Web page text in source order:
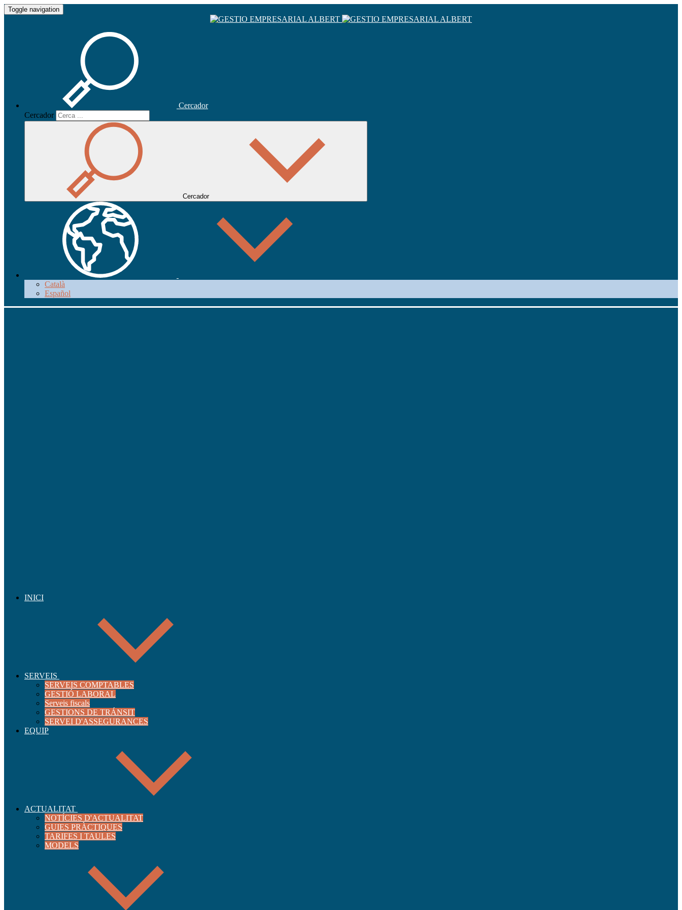
Toggle navigation
Cercador
Cercador
Cercador
Català
Español
INICI
SERVEIS
SERVEIS COMPTABLES
GESTIÓ LABORAL
Serveis fiscals
GESTIONS DE TRÁNSIT
SERVEI D'ASSEGURANCES
EQUIP
ACTUALITAT
NOTÍCIES D'ACTUALITAT
GUIES PRÀCTIQUES
TARIFES I TAULES
MODELS